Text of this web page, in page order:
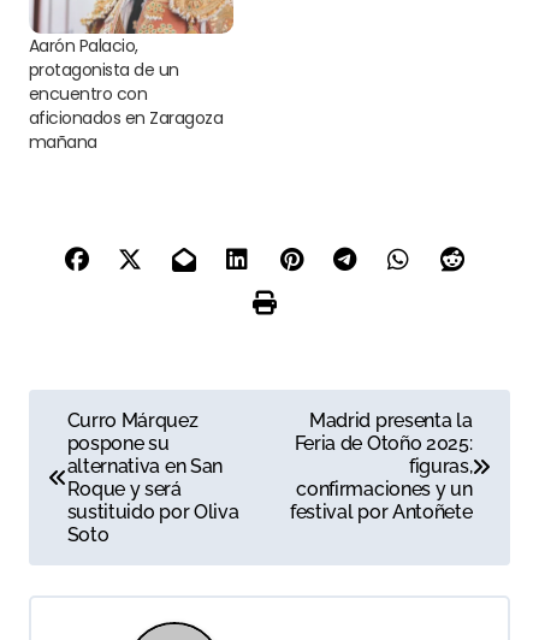
Aarón Palacio,
protagonista de un
encuentro con
aficionados en Zaragoza
mañana
a
e
g
Curro Márquez
pospone su
alternativa en San
Roque y será
sustituido por Oliva
Soto
Madrid presenta la
Feria de Otoño 2025:
figuras,
confirmaciones y un
festival por Antoñete